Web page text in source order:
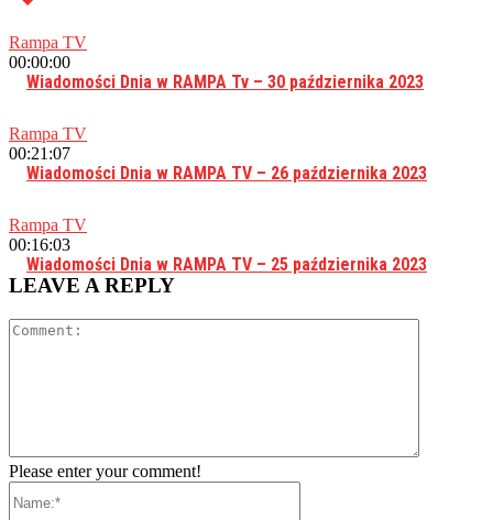
Rampa TV
00:00:00
Wiadomości Dnia w RAMPA Tv – 30 października 2023
Rampa TV
00:21:07
Wiadomości Dnia w RAMPA TV – 26 października 2023
Rampa TV
00:16:03
Wiadomości Dnia w RAMPA TV – 25 października 2023
LEAVE A REPLY
Please enter your comment!